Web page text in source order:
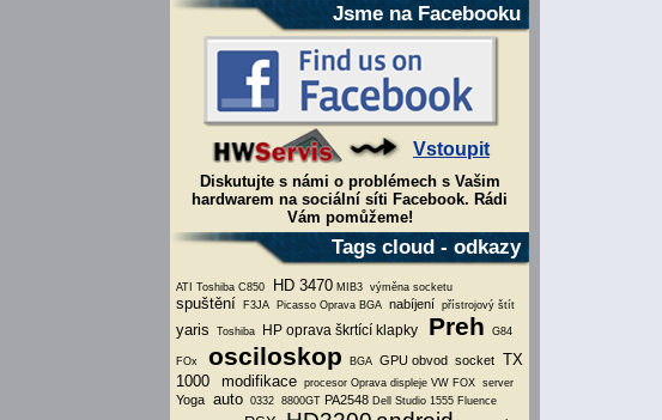
Jsme na Facebooku
Vstoupit
Diskutujte s námi o problémech s Vašim
hardwarem na sociální síti Facebook. Rádi
Vám pomůžeme!
Tags cloud - odkazy
ATI Toshiba C850 HD 3470 MIB3 výměna socketu
spuštění F3JA Picasso Oprava BGA nabíjení přístrojový štít
yaris Toshiba HP oprava škrtící klapky Preh G84
FOx osciloskop BGA GPU obvod socket TX
1000
modifikace procesor Oprava displeje VW FOX server
Yoga auto 0332 8800GT PA2548 Dell Studio 1555 Fluence